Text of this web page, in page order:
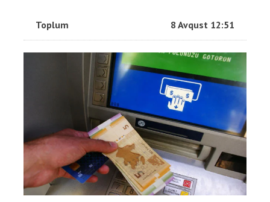
Toplum 8 Avqust 12:51